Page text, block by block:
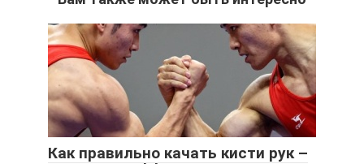
Как правильно качать кисти рук –